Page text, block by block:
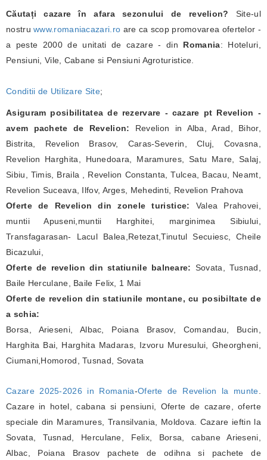
Căutați cazare în afara sezonului de revelion? Site-ul
nostruwww.romaniacazari.ro are ca scop promovarea ofertelor -
a peste 2000 de unitati de cazare - din Romania: Hoteluri,
Pensiuni, Vile, Cabane si Pensiuni Agroturistice.
Conditii de Utilizare Site;
Asiguram posibilitatea de rezervare - cazare pt Revelion -
avem pachete de Revelion: Revelion in Alba, Arad, Bihor,
Bistrita, Revelion Brasov, Caras-Severin, Cluj, Covasna,
Revelion Harghita, Hunedoara, Maramures, Satu Mare, Salaj,
Sibiu, Timis, Braila , Revelion Constanta, Tulcea, Bacau, Neamt,
Revelion Suceava, Ilfov, Arges, Mehedinti, Revelion Prahova
Oferte de Revelion din zonele turistice: Valea Prahovei,
muntii Apuseni,muntii Harghitei, marginimea Sibiului,
Transfagarasan- Lacul Balea,Retezat,Tinutul Secuiesc, Cheile
Bicazului,
Oferte de revelion din statiunile balneare: Sovata, Tusnad,
Baile Herculane, Baile Felix, 1 Mai
Oferte de revelion din statiunile montane, cu posibiltate de
a schia:
Borsa, Arieseni, Albac, Poiana Brasov, Comandau, Bucin,
Harghita Bai, Harghita Madaras, Izvoru Muresului, Gheorgheni,
Ciumani,Homorod, Tusnad, Sovata
Cazare 2025-2026 in Romania-Oferte de Revelion la munte
Cazare in hotel, cabana si pensiuni, Oferte de cazare, oferte
speciale din Maramures, Transilvania, Moldova. Cazare ieftin la
Sovata, Tusnad, Herculane, Felix, Borsa, cabane Arieseni,
Albac, Poiana Brasov pachete de odihna si pachete de